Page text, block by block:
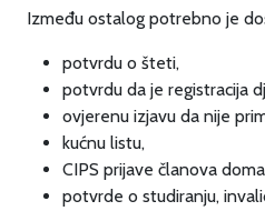
Između ostalog potrebno je
potvrdu o šteti,
potvrdu da je registracija
ovjerenu izjavu da nije
kućnu listu,
CIPS prijave članova
potvrde o studiranju,